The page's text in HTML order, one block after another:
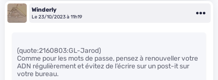
Winderly
Le 23/10/2023 à 11h19
(quote:2160803:GL-Jarod)
Comme pour les mots de passe, pensez à renouveller votre
ADN régulièrement et évitez de l’écrire sur un post-it sur
votre bureau.